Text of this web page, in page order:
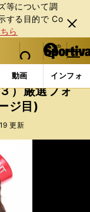
等について調
する⽬的で Co
ら
閉じ
る
web Sportiva (webスポルティーバ)
検索
マイペ
ー
ジ
メニュ
動画 インフォ
スギャラリー レ
）厳選フォ
ジ目)
更新